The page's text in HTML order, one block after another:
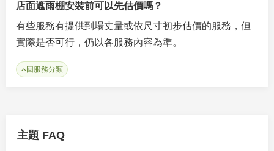
店面遮雨棚安裝前可以先估價嗎？
有些服務有提供到場丈量或依尺寸初步估價的服務，但
實際是否可行，仍以各服務內容為準。
回服務分類
主題 FAQ